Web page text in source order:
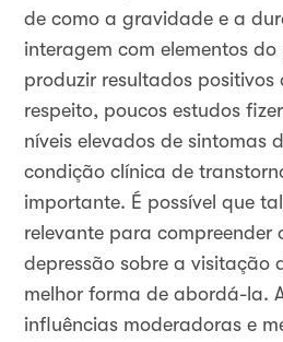
de como a gravidade e a
interagem com elementos
produzir resultados positivos
respeito, poucos estudos
níveis elevados de sintomas
condição clínica de
importante. É possível que
relevante para compreender
depressão sobre a visitação
melhor forma de abordá-la.
influências moderadoras e